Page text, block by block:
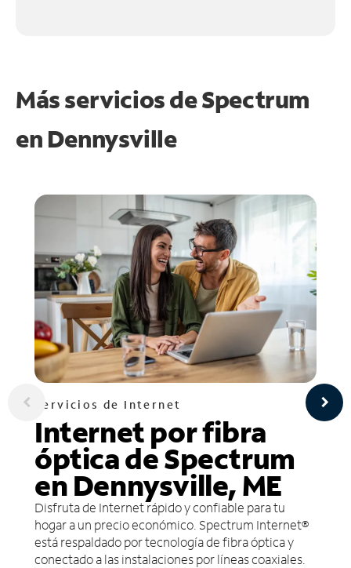
Más servicios de Spectrum
en Dennysville
Servicios de Internet
Internet por fibra
óptica de Spectrum
en Dennysville, ME
Disfruta de Internet rápido y confiable para tu
hogar a un precio económico. Spectrum Internet®
está respaldado por tecnología de fibra óptica y
conectado a las instalaciones por líneas coaxiales.